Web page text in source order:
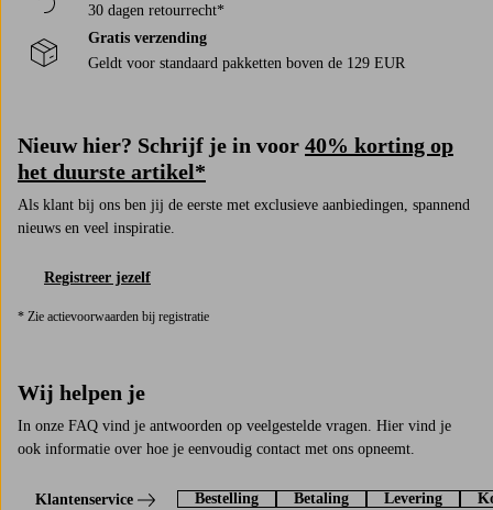
30 dagen retourrecht*
Gratis verzending
Geldt voor standaard pakketten boven de 129 EUR
Nieuw hier? Schrijf je in voor 40% korting op
het duurste artikel*
Als klant bij ons ben jij de eerste met exclusieve aanbiedingen, spannend
nieuws en veel inspiratie.
Registreer jezelf
* Zie actievoorwaarden bij registratie
Wij helpen je
In onze FAQ vind je antwoorden op veelgestelde vragen. Hier vind je
ook informatie over hoe je eenvoudig contact met ons opneemt.
Klantenservice Bestelling Betaling Levering